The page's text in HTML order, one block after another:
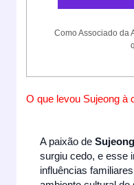
Como Associado da
O que levou Sujeong à
A paixão de
surgiu cedo, e esse
influências